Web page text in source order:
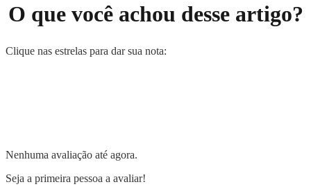
O que você achou desse artigo?
Clique nas estrelas para dar sua nota:
Nenhuma avaliação até agora.
Seja a primeira pessoa a avaliar!